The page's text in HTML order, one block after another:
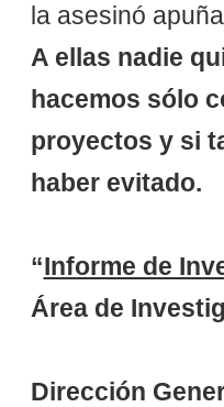
la asesinó
A ellas nadie
hacemos sólo
proyectos y si
haber evitado.
“Informe de
Área de
Dirección